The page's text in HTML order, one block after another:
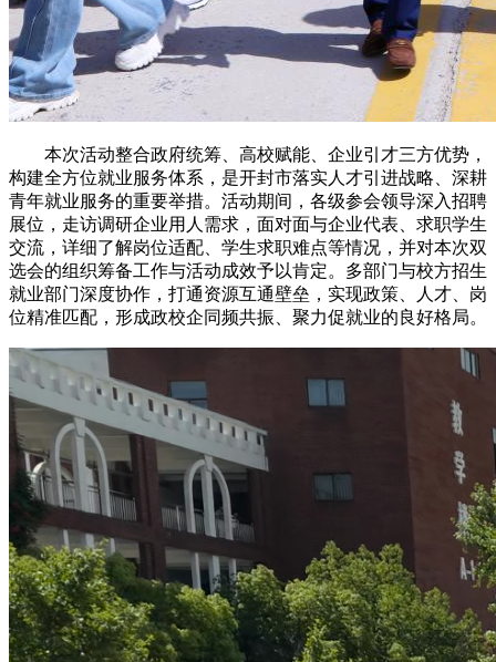
本次活动整合政府统筹、高校赋能、企业引才三方优势，
构建全方位就业服务体系，是开封市落实人才引进战略、深耕
青年就业服务的重要举措。活动期间，各级参会领导深入招聘
展位，走访调研企业用人需求，面对面与企业代表、求职学生
交流，详细了解岗位适配、学生求职难点等情况，并对本次双
选会的组织筹备工作与活动成效予以肯定。多部门与校方招生
就业部门深度协作，打通资源互通壁垒，实现政策、人才、岗
位精准匹配，形成政校企同频共振、聚力促就业的良好格局。